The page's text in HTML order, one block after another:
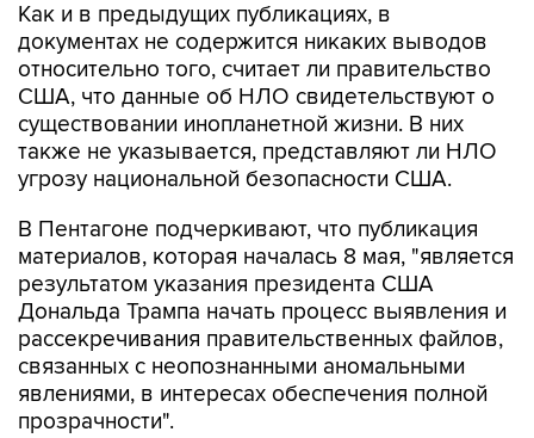
Как и в предыдущих публикациях, в
документах не содержится никаких выводов
относительно того, считает ли правительство
США, что данные об НЛО свидетельствуют о
существовании инопланетной жизни. В них
также не указывается, представляют ли НЛО
угрозу национальной безопасности США.
В Пентагоне подчеркивают, что публикация
материалов, которая началась 8 мая, "является
результатом указания президента США
Дональда Трампа начать процесс выявления и
рассекречивания правительственных файлов,
связанных с неопознанными аномальными
явлениями, в интересах обеспечения полной
прозрачности".